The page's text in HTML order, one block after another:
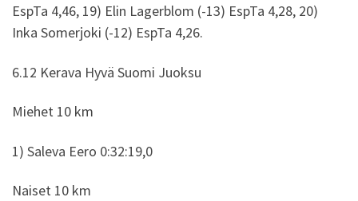
EspTa 4,46, 19) Elin Lagerblom (-13) EspTa 4,28, 20)
Inka Somerjoki (-12) EspTa 4,26.
6.12 Kerava Hyvä Suomi Juoksu
Miehet 10 km
1) Saleva Eero 0:32:19,0
Naiset 10 km